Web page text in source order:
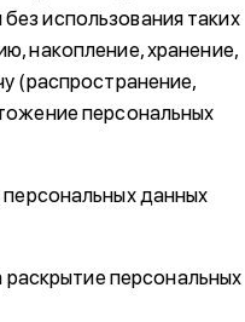
использования таких
накопление, хранение,
(распространение,
персональных
данных
персональных